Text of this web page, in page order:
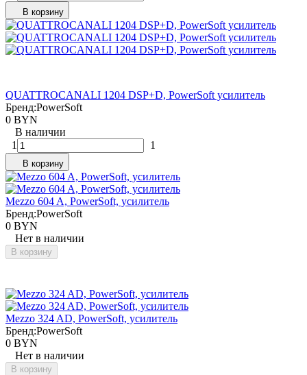
В корзину
QUATTROCANALI 1204 DSP+D, PowerSoft усилитель
Бренд:PowerSoft
0 BYN
В наличии
1
1
В корзину
Mezzo 604 A, PowerSoft, усилитель
Бренд:PowerSoft
0 BYN
Нет в наличии
В корзину
Mezzo 324 AD, PowerSoft, усилитель
Бренд:PowerSoft
0 BYN
Нет в наличии
В корзину